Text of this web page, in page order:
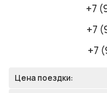
+7
+7
+7
Цена поездки: